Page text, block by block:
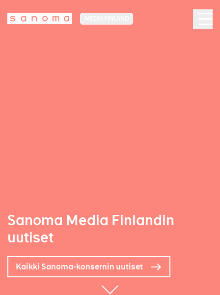
Sanoma Media Finlandin
uutiset
Kaikki Sanoma-konsernin uutiset